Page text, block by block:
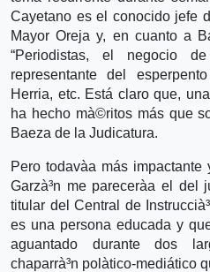
Cayetano es el conocido jefe
Mayor Oreja y, en cuanto a
“Periodistas, el negocio
representante del
Herria, etc. Está claro que,
ha hecho mà©ritos más que
Baeza de la Judicatura.
Pero todavà­a más
Garzà³n me parecerà­a el del
titular del Central de
es una persona educada y
aguantado durante dos
chaparrà³n polà­tico-mediático